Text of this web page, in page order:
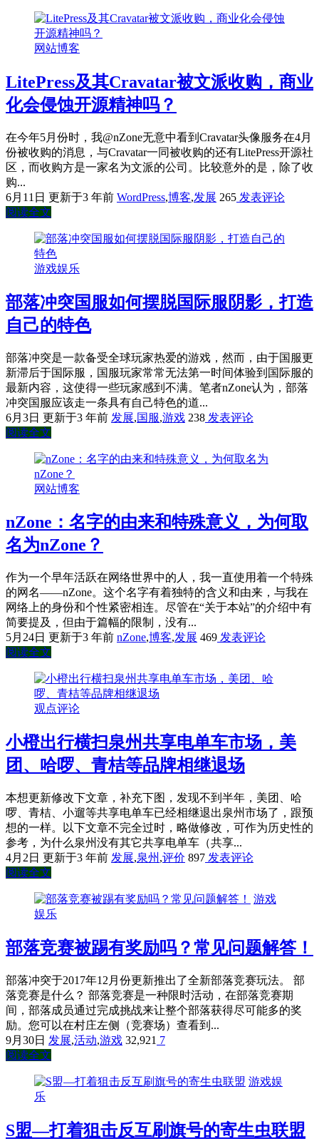
网站博客
LitePress及其Cravatar被文派收购，商业
化会侵蚀开源精神吗？
在今年5月份时，我@nZone无意中看到Cravatar头像服务在4月
份被收购的消息，与Cravatar一同被收购的还有LitePress开源社
区，而收购方是一家名为文派的公司。比较意外的是，除了收
购...
6月11日 更新于3 年前 WordPress,博客,发展 265 发表评论
阅读全文
游戏娱乐
部落冲突国服如何摆脱国际服阴影，打造
自己的特色
部落冲突是一款备受全球玩家热爱的游戏，然而，由于国服更
新滞后于国际服，国服玩家常常无法第一时间体验到国际服的
最新内容，这使得一些玩家感到不满。笔者nZone认为，部落
冲突国服应该走一条具有自己特色的道...
6月3日 更新于3 年前 发展,国服,游戏 238 发表评论
阅读全文
网站博客
nZone：名字的由来和特殊意义，为何取
名为nZone？
作为一个早年活跃在网络世界中的人，我一直使用着一个特殊
的网名——nZone。这个名字有着独特的含义和由来，与我在
网络上的身份和个性紧密相连。尽管在“关于本站”的介绍中有
简要提及，但由于篇幅的限制，没有...
5月24日 更新于3 年前 nZone,博客,发展 469 发表评论
阅读全文
观点评论
小橙出行横扫泉州共享电单车市场，美
团、哈啰、青桔等品牌相继退场
本想更新修改下文章，补充下图，发现不到半年，美团、哈
啰、青桔、小遛等共享电单车已经相继退出泉州市场了，跟预
想的一样。以下文章不完全过时，略做修改，可作为历史性的
参考，为什么泉州没有其它共享电单车（共享...
4月2日 更新于3 年前 发展,泉州 ,评价 897 发表评论
阅读全文
游戏
娱乐
部落竞赛被踢有奖励吗？常见问题解答！
部落冲突于2017年12月份更新推出了全新部落竞赛玩法。 部
落竞赛是什么？ 部落竞赛是一种限时活动，在部落竞赛期
间，部落成员通过完成挑战来让整个部落获得尽可能多的奖
励。您可以在村庄左侧（竞赛场）查看到...
9月30日 发展,活动,游戏 32,921 7
阅读全文
游戏娱
乐
S盟—打着狙击反互刷旗号的寄生虫联盟